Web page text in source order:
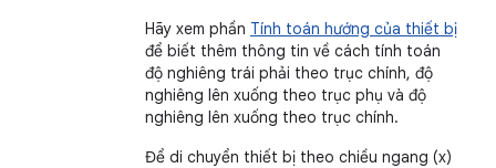
Hãy xem phần Tính toán hướng của thiết bị
để biết thêm thông tin về cách tính toán
độ nghiêng trái phải theo trục chính, độ
nghiêng lên xuống theo trục phụ và độ
nghiêng lên xuống theo trục chính.
Để di chuyển thiết bị theo chiều ngang (x)